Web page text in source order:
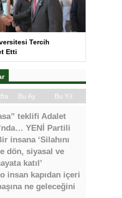
Tercih
Etti
Bu Ay Bu Yıl
teklifi Adalet
YENİ Partili
insana ‘Silahını
dön, siyasal ve
katıl’
insan kapıdan içeri
ne geleceğini